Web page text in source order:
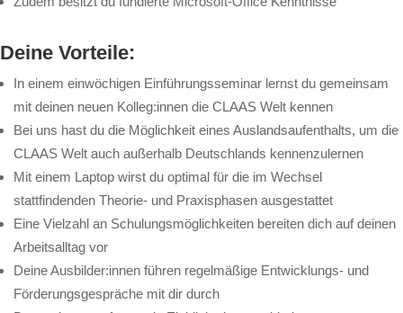
Deine Vorteile:
In einem einwöchigen Einführungsseminar lernst du gemeinsam
mit deinen neuen Kolleg:innen die CLAAS Welt kennen
Bei uns hast du die Möglichkeit eines Auslandsaufenthalts, um die
CLAAS Welt auch außerhalb Deutschlands kennenzulernen
Mit einem Laptop wirst du optimal für die im Wechsel
stattfindenden Theorie- und Praxisphasen ausgestattet
Eine Vielzahl an Schulungsmöglichkeiten bereiten dich auf deinen
Arbeitsalltag vor
Deine Ausbilder:innen führen regelmäßige Entwicklungs- und
Förderungsgespräche mit dir durch